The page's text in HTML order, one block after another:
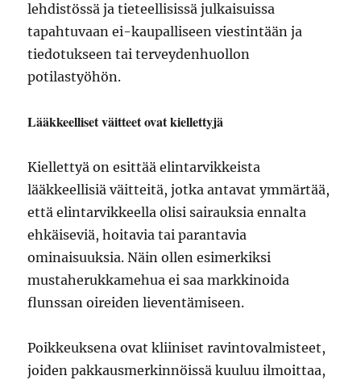
lehdistössä ja tieteellisissä julkaisuissa
tapahtuvaan ei-kaupalliseen viestintään ja
tiedotukseen tai terveydenhuollon
potilastyöhön.
Lääkkeelliset väitteet ovat kiellettyjä
Kiellettyä on esittää elintarvikkeista
lääkkeellisiä väitteitä, jotka antavat ymmärtää,
että elintarvikkeella olisi sairauksia ennalta
ehkäiseviä, hoitavia tai parantavia
ominaisuuksia. Näin ollen esimerkiksi
mustaherukkamehua ei saa markkinoida
flunssan oireiden lieventämiseen.
Poikkeuksena ovat kliiniset ravintovalmisteet,
joiden pakkausmerkinnöissä kuuluu ilmoittaa,